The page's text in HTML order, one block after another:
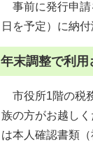
事前に発行申請
日を予定）に納
年末調整で利用
市役所1階の税
族の方がお越し
は本人確認書類